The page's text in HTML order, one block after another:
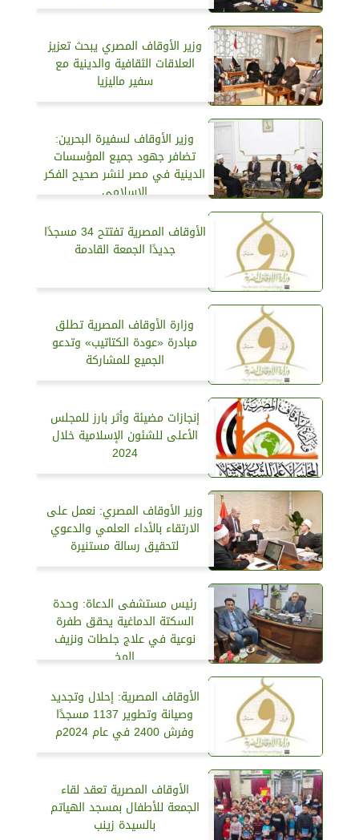
وزير الأوقاف المصري يبحث تعزيز
العلاقات الثقافية والدينية مع
سفير ماليزيا
وزير الأوقاف لسفيرة البحرين:
تضافر جهود جميع المؤسسات
الدينية في مصر لنشر صحيح الفكر
الإسلامي
الأوقاف المصرية تفتتح 34 مسجدًا
جديدًا الجمعة القادمة
وزارة الأوقاف المصرية تطلق
مبادرة «عودة الكتاتيب» وتدعو
الجميع للمشاركة
إنجازات مضيئة وأثر بارز للمجلس
الأعلى للشئون الإسلامية خلال
2024
وزير الأوقاف المصري: نعمل على
الارتقاء بالأداء العلمي والدعوي
لتحقيق رسالة مستنيرة
رئيس مستشفى الدعاة: وحدة
السكتة الدماغية يحقق طفرة
نوعية في علاج جلطات ونزيف
المخ
الأوقاف المصرية: إحلال وتجديد
وصيانة وتطوير 1137 مسجدًا
وفرش 2400 في عام 2024م
الأوقاف المصرية تعقد لقاء
الجمعة للأطفال بمسجد الهياتم
بالسيدة زينب